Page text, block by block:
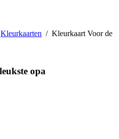
Kleurkaarten / Kleurkaart Voor de
opa